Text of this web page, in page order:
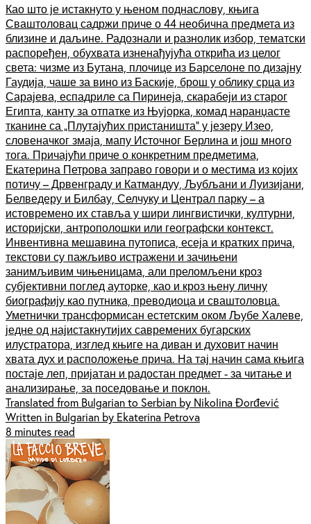
Као што је истакнуто у њеном поднаслову, књига
Сваштоловац садржи приче о 44 необична предмета из
близине и даљине. Радознали и разнолик избор, тематски
распоређен, обухвата изненађујућа открића из целог
света: чизме из Бутана, плочице из Барселоне по дизајну
Гаудија, чаше за вино из Баскије, брош у облику срца из
Сарајева, еспадриле са Пиринеја, скарабеји из старог
Египта, канту за отпатке из Њујорка, комад наранџасте
тканине са „Плутајућих пристаништа“ у језеру Изео,
словеначког змаја, мапу Источног Берлина и још много
тога. Причајући приче о конкретним предметима,
Екатерина Петрова заправо говори и о местима из којих
потичу – Дрвенграду и Катмандуу, Љубљани и Луизијани,
Белведеру и Билбау, Селчуку и Централ парку – а
истовремено их ставља у шири лингвистички, културни,
историјски, антрополошки или географски контекст.
Инвентивна мешавина путописа, есеја и кратких прича,
текстови су пажљиво истражени и зачињени
занимљивим чињеницама, али преломљени кроз
субјективни поглед ауторке, као и кроз њену личну
биографију као путника, преводиоца и сваштоловца.
Уметнички трансформисан естетским оком Љубе Халеве,
једне од најистакнутијих савремених бугарских
илустратора, изглед књиге на диван и духовит начин
хвата дух и расположење прича. На тај начин сама књига
постаје леп, пријатан и радостан предмет - за читање и
анализирање, за поседовање и поклон.
Translated from Bulgarian to Serbian by Nikolina Đorđević
Written in Bulgarian by Ekaterina Petrova
8 minutes read